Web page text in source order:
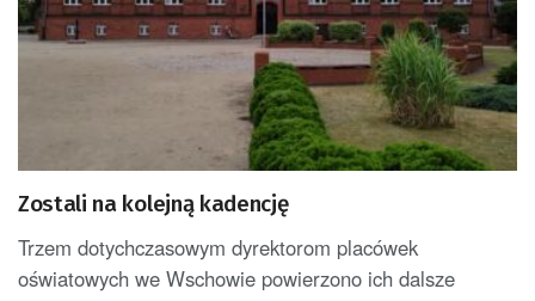
Zostali na kolejną kadencję
Trzem dotychczasowym dyrektorom placówek
oświatowych we Wschowie powierzono ich dalsze